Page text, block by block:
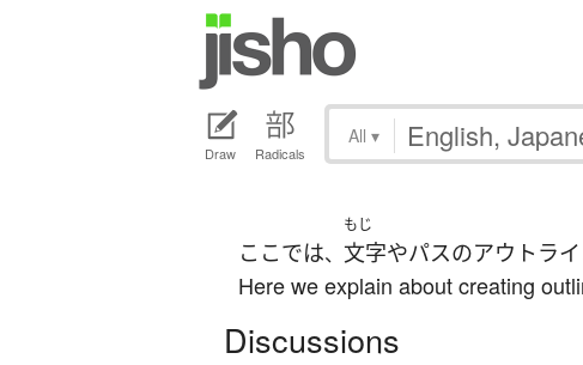
Draw Radicals
All ▾
ここでは、
もじ
文字やパスのアウトラ
Here we explain about creating
Discussions